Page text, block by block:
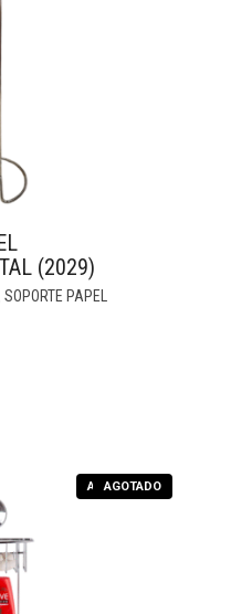
(2029)
,SOPORTE PAPEL
AGOTADO
AGOTADO